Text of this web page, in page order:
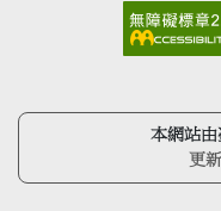
本網站
更